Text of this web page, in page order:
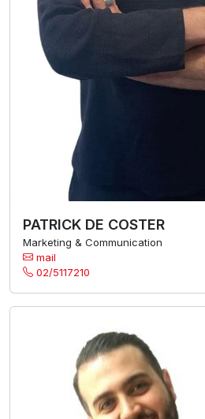
PATRICK DE COSTER
Marketing & Communication
mail
02/5117210